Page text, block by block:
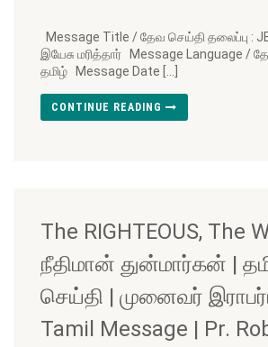
Message Title / தேவ செய்தி தலைப்பு :
இயேசு மரித்தார் Message Language /
தமிழ் Message Date […]
CONTINUE READING
The RIGHTEOUS, The
நீதிமான் துன்மார்கன் |
செய்தி | முனைவர்
Tamil Message | Pr.